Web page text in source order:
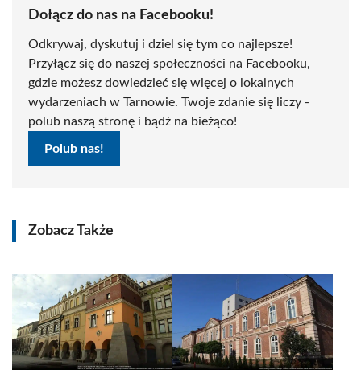
Dołącz do nas na Facebooku!
Odkrywaj, dyskutuj i dziel się tym co najlepsze!
Przyłącz się do naszej społeczności na Facebooku,
gdzie możesz dowiedzieć się więcej o lokalnych
wydarzeniach w Tarnowie. Twoje zdanie się liczy -
polub naszą stronę i bądź na bieżąco!
Polub nas!
Zobacz Także